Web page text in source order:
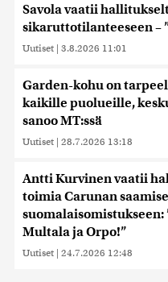
Savola vaatii
sikaruttotilanteeseen –
Uutiset | 3.8.2026 11:01
Garden-kohu on
kaikille puolueille,
sanoo MT:ssä
Uutiset | 28.7.2026 13:18
Antti Kurvinen vaatii
toimia Carunan
suomalaisomistukseen:
Multala ja Orpo!”
Uutiset | 24.7.2026 12:48